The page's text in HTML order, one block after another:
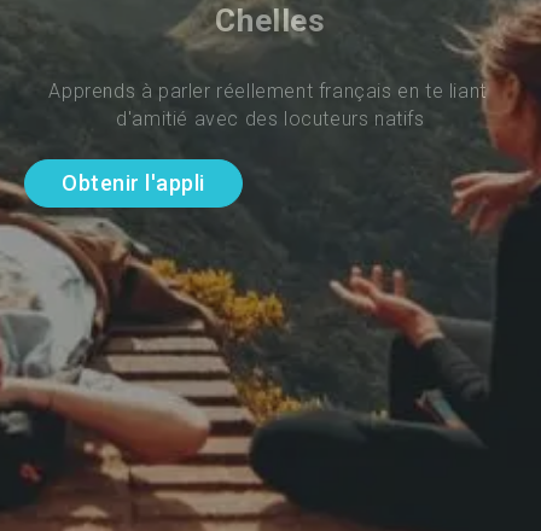
Chelles
Apprends à parler réellement français en te liant
d'amitié avec des locuteurs natifs
Obtenir l'appli